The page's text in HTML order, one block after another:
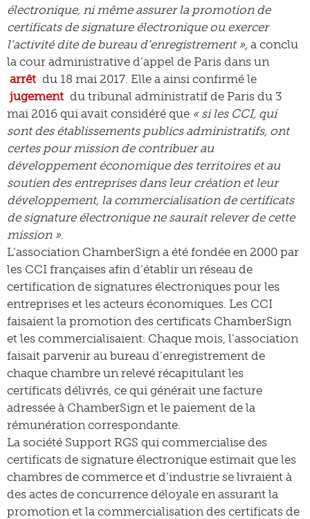
électronique, ni même assurer la promotion de
certificats de signature électronique ou exercer
l’activité dite de bureau d’enregistrement », a conclu
la cour administrative d’appel de Paris dans un
arrêt du 18 mai 2017. Elle a ainsi confirmé le
jugement du tribunal administratif de Paris du 3
mai 2016 qui avait considéré que « si les CCI, qui
sont des établissements publics administratifs, ont
certes pour mission de contribuer au
développement économique des territoires et au
soutien des entreprises dans leur création et leur
développement, la commercialisation de certificats
de signature électronique ne saurait relever de cette
mission ».
L’association ChamberSign a été fondée en 2000 par
les CCI françaises afin d’établir un réseau de
certification de signatures électroniques pour les
entreprises et les acteurs économiques. Les CCI
faisaient la promotion des certificats ChamberSign
et les commercialisaient. Chaque mois, l’association
faisait parvenir au bureau d’enregistrement de
chaque chambre un relevé récapitulant les
certificats délivrés, ce qui générait une facture
adressée à ChamberSign et le paiement de la
rémunération correspondante.
La société Support RGS qui commercialise des
certificats de signature électronique estimait que les
chambres de commerce et d’industrie se livraient à
des actes de concurrence déloyale en assurant la
promotion et la commercialisation des certificats de